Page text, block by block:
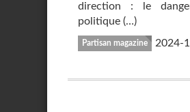
direction : le
politique (…)
Partisan magazine 2024-